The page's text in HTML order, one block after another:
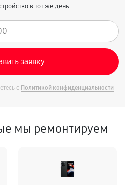
в тот же день
с Политикой конфиденциальности
мы ремонтируем